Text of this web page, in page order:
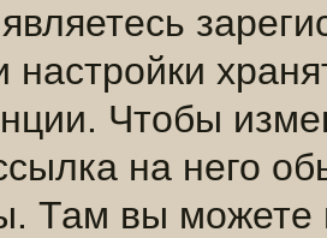
настройки
Чтобы
на него
Там вы можете